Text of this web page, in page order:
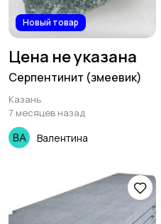
Новый товар
Цена не указана
Серпентинит (змеевик)
Казань
7 месяцев назад
Валентина